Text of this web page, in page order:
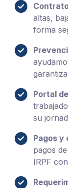
altas,
forma
Portal
su
Pagos y
pagos
IRPF